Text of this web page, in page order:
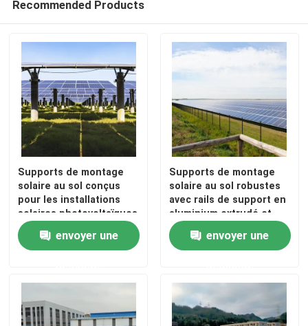
Pinces de montage pour panneaux solaires
Rails de montage de panneaux solaires
Mi bride de panneau solaire
Bride d'extrémité de panneau solaire
Kit d'épissure de rail
Bâti d'inclinaison de panneau solaire
Gouttières de toit en métal
Recommended Products
Supports de montage
solaire au sol conçus
pour les installations
solaires photovoltaïques
à grande échelle, avec
un assemblage et un
envoyer une
Supports de montage
solaire au sol robustes
avec rails de support en
aluminium extrudé et
pieds de montage
réglables pour un
envoyer une